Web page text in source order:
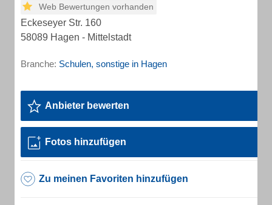
Web Bewertungen vorhanden
Eckeseyer Str. 160
58089 Hagen - Mittelstadt
Branche: Schulen, sonstige in Hagen
Anbieter bewerten
Fotos hinzufügen
Zu meinen Favoriten hinzufügen